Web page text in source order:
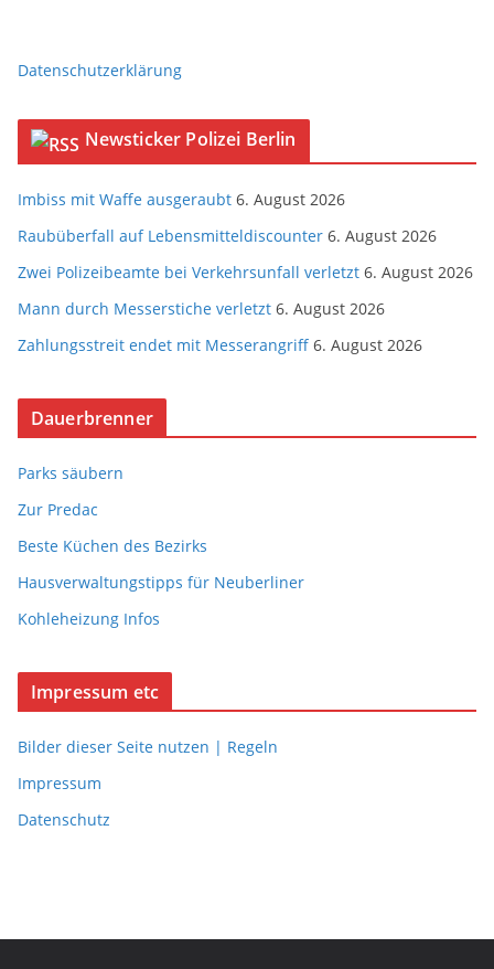
Datenschutzerklärung
Newsticker Polizei Berlin
Imbiss mit Waffe ausgeraubt 6. August 2026
Raubüberfall auf Lebensmitteldiscounter 6. August 2026
Zwei Polizeibeamte bei Verkehrsunfall verletzt 6. August 2026
Mann durch Messerstiche verletzt 6. August 2026
Zahlungsstreit endet mit Messerangriff 6. August 2026
Dauerbrenner
Parks säubern
Zur Predac
Beste Küchen des Bezirks
Hausverwaltungstipps für Neuberliner
Kohleheizung Infos
Impressum etc
Bilder dieser Seite nutzen | Regeln
Impressum
Datenschutz